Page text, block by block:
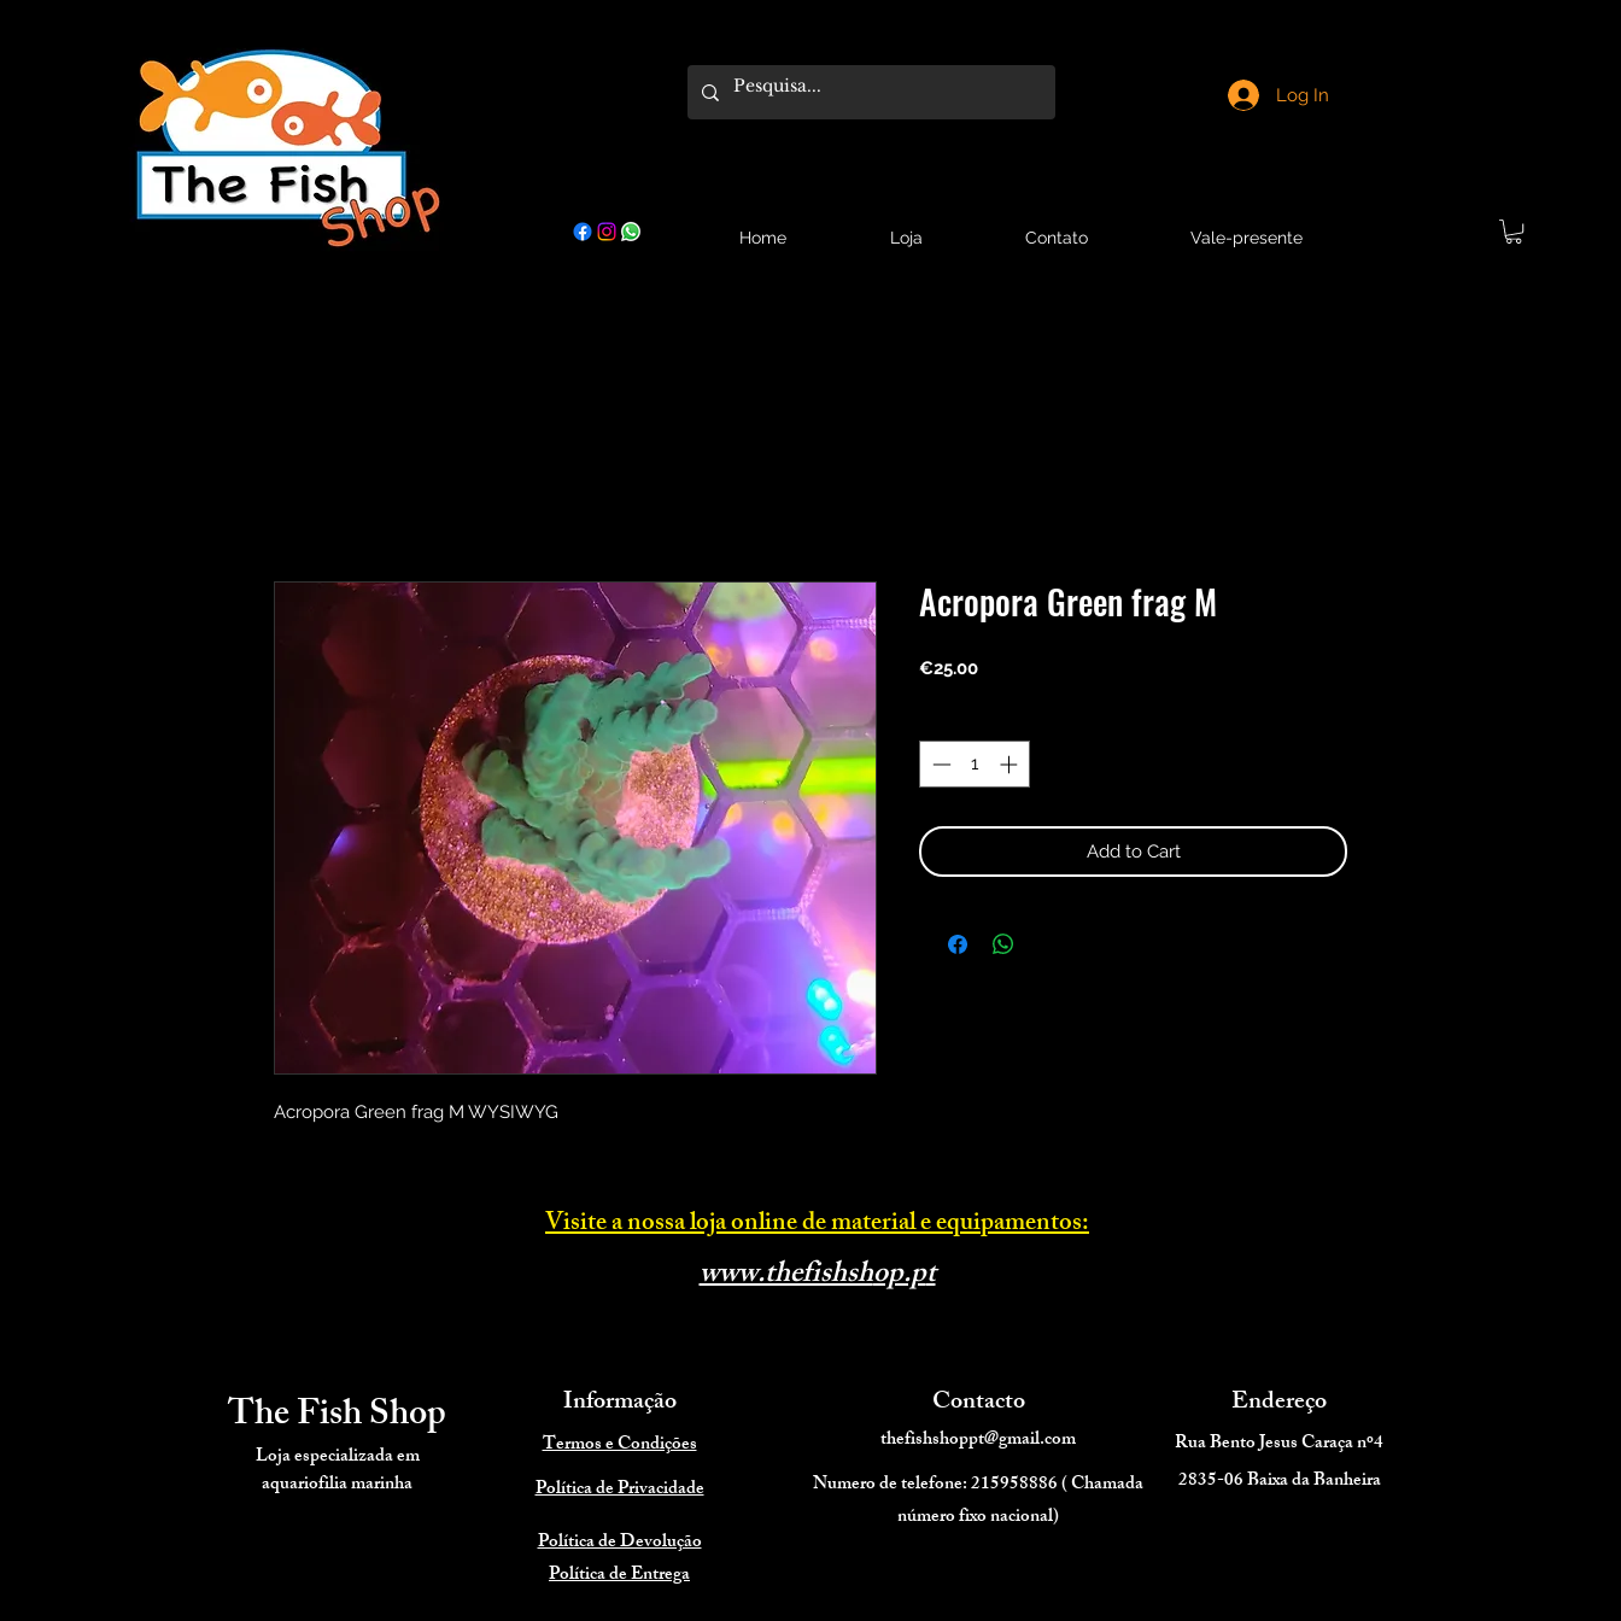
Log In
Home Loja Contato Vale-presente
Acropora Green frag M WYSIWYG
Acropora Green frag M
€25.00Price
Add to Cart
Visite a nossa loja online de material e equipamentos:
www.thefishshop.pt
The Fish Shop
Loja especializada em
aquariofiliamarinha
Informação
Termos e Condições
Política de Privacidade
Política de Devolução
Contacto Endereço
thefishshoppt@gmail.com
Numero de telefone: 215958886 ( Chamada
número fixo nacional)
Rua Bento Jesus Caraça nº4
2835-06 Baixa da Banheira
Política de Entrega